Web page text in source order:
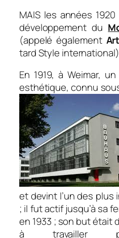
MAIS les années
développement du
(appelé également
tard Style
En 1919, à Weimar,
esthétique, connu
et devint l’un des
; il fut actif jusqu’à sa
en 1933 ; son but était
à travailler